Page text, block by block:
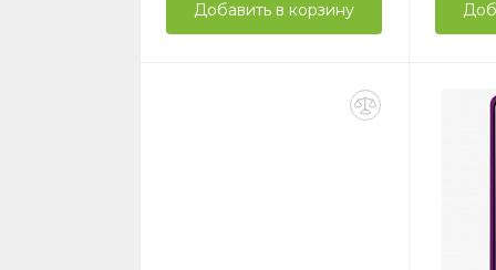
Добавить в корзину